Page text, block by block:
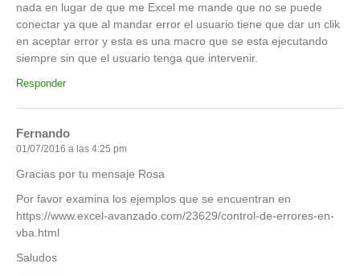
nada en lugar de que me Excel me mande que no se puede
conectar ya que al mandar error el usuario tiene que dar un clik
en aceptar error y esta es una macro que se esta ejecutando
siempre sin que el usuario tenga que intervenir.
Responder
Fernando
01/07/2016 a las 4:25 pm
Gracias por tu mensaje Rosa
Por favor examina los ejemplos que se encuentran en
https://www.excel-avanzado.com/23629/control-de-errores-en-
vba.html
Saludos